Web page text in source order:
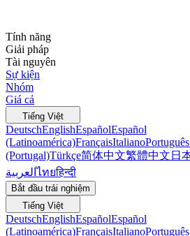
Tính năng
Giải pháp
Tài nguyên
Sự kiện
Nhóm
Giá cả
Tiếng Việt
DeutschEnglishEspañolEspañol
(Latinoamérica)FrançaisItaliano
(Portugal)Türkçe简体中文繁體中文 日
العربيةไทยहिन्दी
Bắt đầu trải nghiệm
Tiếng Việt
DeutschEnglishEspañolEspañol
(Latinoamérica)FrançaisItaliano